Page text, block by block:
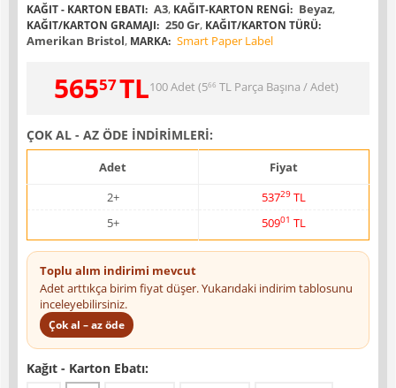
KAĞIT - KARTON EBATI: A3, KAĞIT-KARTON RENGI: Beyaz,
KAĞIT/KARTON GRAMAJI: 250 Gr, KAĞIT/KARTON TÜRÜ:
Amerikan Bristol, MARKA: Smart Paper Label
56557TL100 Adet (566 TLParça Başına / Adet)
ÇOK AL - AZ ÖDE İNDİRİMLERİ:
Adet
Fiyat
2+
53729 TL
5+
50901 TL
Toplu alım indirimi mevcut
Adet arttıkça birim fiyat düşer. Yukarıdaki indirim tablosunu
inceleyebilirsiniz.
Çok al – az öde
Kağıt - Karton Ebatı: